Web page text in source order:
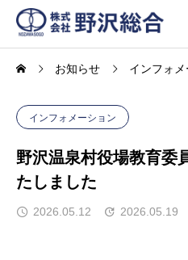
お知らせ インフォ
インフォメーション
野沢温泉村役場教育委
たしました
2026.05.12 2026.05.19